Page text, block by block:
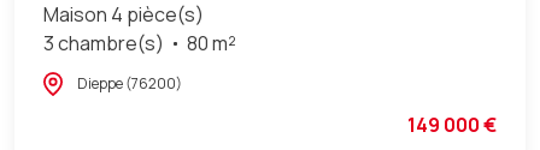
Maison 4 pièce(s)
3 chambre(s)
80 m²
Dieppe (76200)
149 000 €